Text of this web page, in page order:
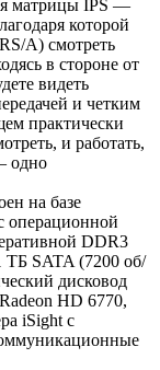
матрицы IPS —
которой
A) смотреть
в стороне от
видеть
и четким
практически
и работать,
одно
на базе
операционной
DDR3
ТБ SATA (7200 об/
дисковод
HD 6770,
iSight с